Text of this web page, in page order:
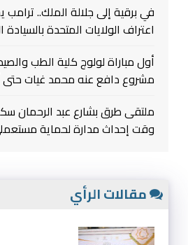
في برقية إلى جلالة الملك.. ترامب
اعتراف الولايات المتحدة
أول مباراة لولوج كلية الطب
مشروع دافع عنه محمد غيات حتى
ملتقى طرق بشارع عبد الرحمان
وقت إحداث مدارة لحماية
مقالات الرأي